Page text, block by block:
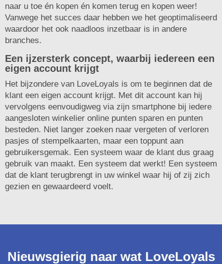
naar u toe én kopen én komen terug en kopen weer!
Vanwege het succes daar hebben we het geoptimaliseerd
waardoor het ook naadloos inzetbaar is in andere
branches.
Een ijzersterk concept, waarbij iedereen een
eigen account krijgt
Het bijzondere van LoveLoyals is om te beginnen dat de
klant een eigen account krijgt. Met dit account kan hij
vervolgens eenvoudigweg via zijn smartphone bij iedere
aangesloten winkelier online punten sparen en punten
besteden. Niet langer zoeken naar vergeten of verloren
pasjes of stempelkaarten, maar een toppunt aan
gebruikersgemak. Een systeem waar de klant dus graag
gebruik van maakt. Een systeem dat werkt! Een systeem
dat de klant terugbrengt in uw winkel waar hij of zij zich
gezien en gewaardeerd voelt.
Nieuwsgierig naar wat LoveLoyals